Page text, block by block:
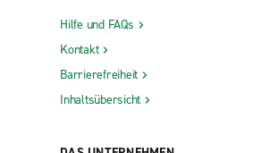
Hilfe und FAQs
Kontakt
Barrierefreiheit
Inhaltsübersicht